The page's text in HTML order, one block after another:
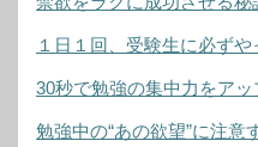
１日１回、受験生に必ず
30秒で勉強の集中力をア
勉強中の“あの欲望”に注意